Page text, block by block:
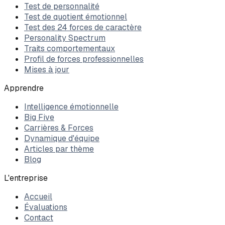
Test de personnalité
Test de quotient émotionnel
Test des 24 forces de caractère
Personality Spectrum
Traits comportementaux
Profil de forces professionnelles
Mises à jour
Apprendre
Intelligence émotionnelle
Big Five
Carrières & Forces
Dynamique d'équipe
Articles par thème
Blog
L'entreprise
Accueil
Évaluations
Contact